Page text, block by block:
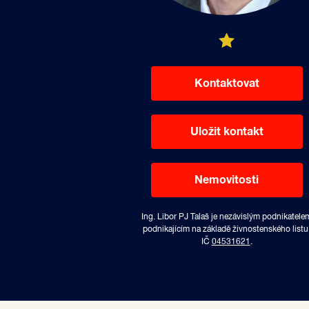
Kontaktovat
Uložit kontakt
Nemovitosti
Ing. Libor PJ Talaš je nezávislým
podnikajícím na základě živnostenského
IČ 04531621 .